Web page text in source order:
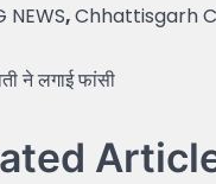
NEWS,Chhattisgarh
ने लगाई फांसी